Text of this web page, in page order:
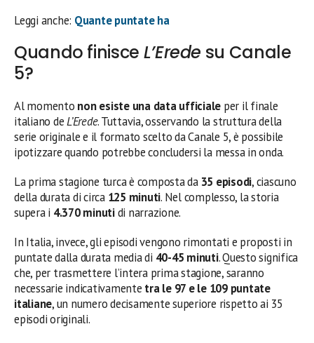
Leggi anche: Quante puntate ha
Quando finisce L’Erede su Canale
5?
Al momento non esiste una data ufficiale per il finale
italiano deL’Erede. Tuttavia, osservando la struttura della
serie originale e il formato scelto da Canale 5, è possibile
ipotizzare quando potrebbe concludersi la messa in onda.
La prima stagione turca è composta da 35 episodi, ciascuno
della durata di circa 125 minuti. Nel complesso, la storia
supera i 4.370 minutidi narrazione.
In Italia, invece, gli episodi vengono rimontati e proposti in
puntate dalla durata media di 40-45 minuti. Questo significa
che, per trasmettere l’intera prima stagione, saranno
necessarie indicativamente tra le 97 e le 109 puntate
italiane, un numero decisamente superiore rispetto ai 35
episodi originali.